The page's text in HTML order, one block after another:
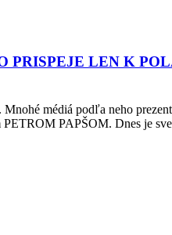
LEN K
médiá podľa neho
PETROM PAPŠOM. Dnes je